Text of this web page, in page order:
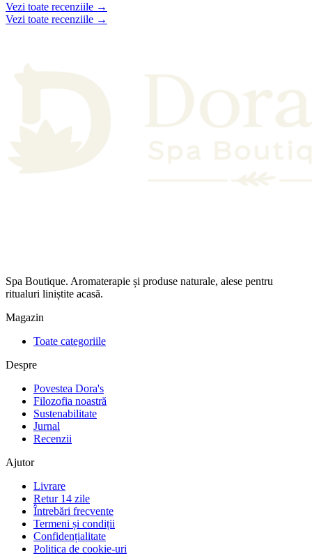
Vezi toate recenziile →
Vezi toate recenziile →
Spa Boutique. Aromaterapie și produse naturale, alese pentru
ritualuri liniștite acasă.
Magazin
Toate categoriile
Despre
Povestea Dora's
Filozofia noastră
Sustenabilitate
Jurnal
Recenzii
Ajutor
Livrare
Retur 14 zile
Întrebări frecvente
Termeni și condiții
Confidențialitate
Politica de cookie-uri